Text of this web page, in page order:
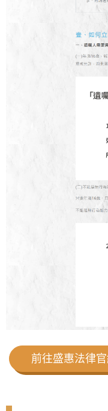
前往盛惠法律